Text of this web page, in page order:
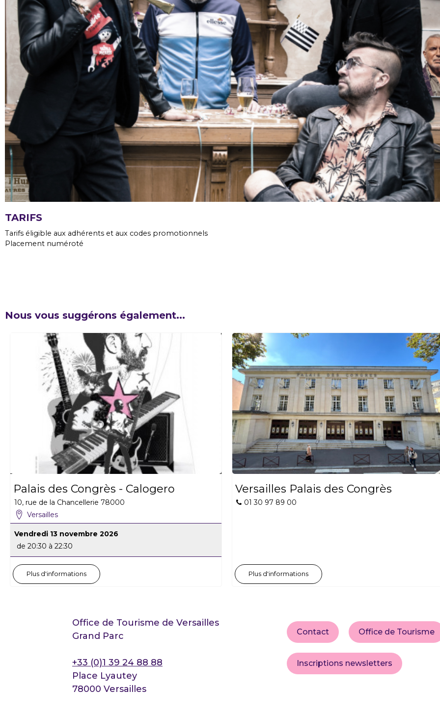
TARIFS
Tarifs éligible aux adhérents et aux codes promotionnels
Placement numéroté
Nous vous suggérons également...
Palais des Congrès - Calogero
10, rue de la Chancellerie 78000
Versailles
Vendredi 13 novembre 2026
de 20:30 à 22:30
Plus d'informations
Versailles Palais des Congrès
01 30 97 89 00
Plus d'informations
Office de Tourisme de Versailles
Grand Parc
+33 (0)1 39 24 88 88
Place Lyautey
78000 Versailles
Contact Office de Tourisme
Inscriptions newsletters